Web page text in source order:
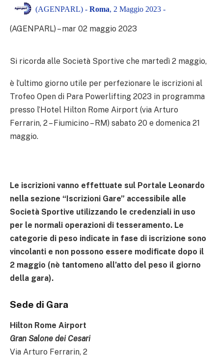
(AGENPARL) - Roma, 2 Maggio 2023 -
(AGENPARL) – mar 02 maggio 2023
Si ricorda alle Società Sportive che martedì 2 maggio,
è l’ultimo giorno utile per perfezionare le iscrizioni al
Trofeo Open di Para Powerlifting 2023 in programma
presso l’Hotel Hilton Rome Airport (via Arturo
Ferrarin, 2 – Fiumicino – RM) sabato 20 e domenica 21
maggio.
Le iscrizioni vanno effettuate sul Portale Leonardo
nella sezione “Iscrizioni Gare” accessibile alle
Società Sportive utilizzando le credenziali in uso
per le normali operazioni di tesseramento. Le
categorie di peso indicate in fase di iscrizione sono
vincolanti e non possono essere modificate dopo il
2 maggio (nè tantomeno all’atto del peso il giorno
della gara).
Sede di Gara
Hilton Rome Airport
Gran Salone dei Cesari
Via Arturo Ferrarin, 2